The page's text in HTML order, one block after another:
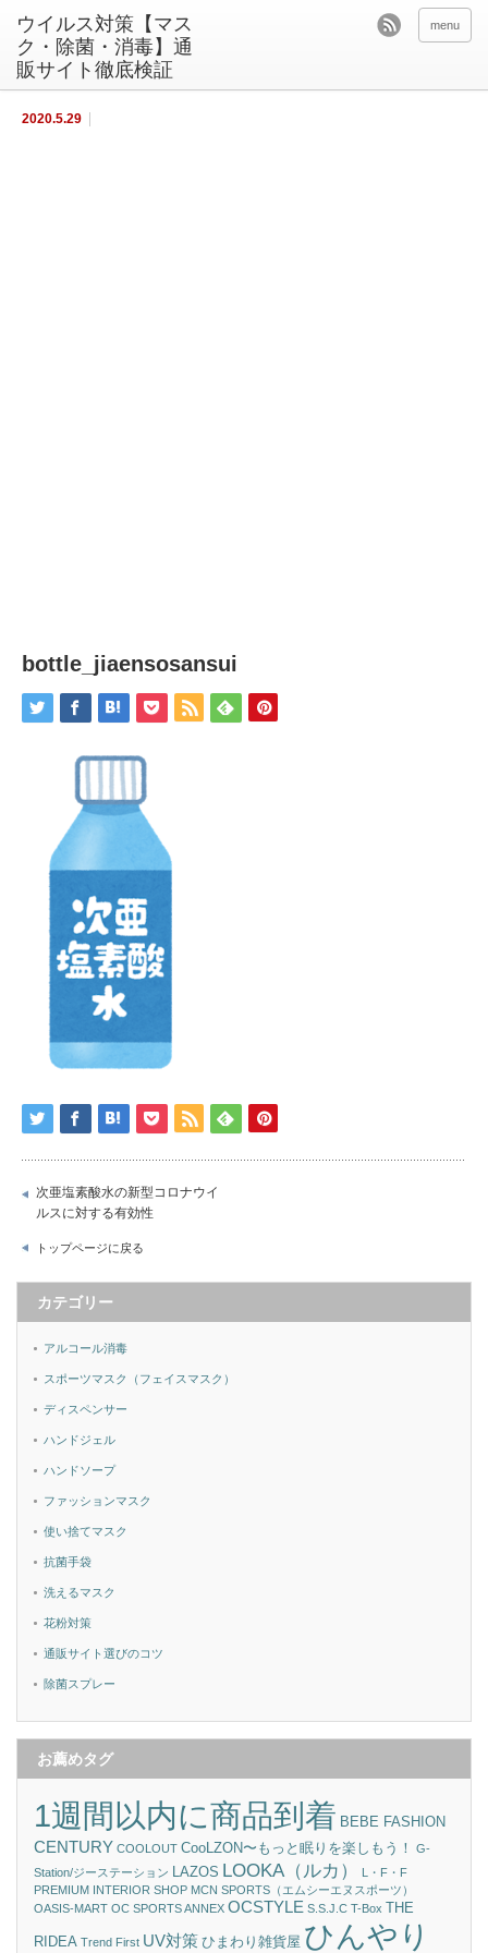
ウイルス対策【マス
ク・除菌・消毒】通
販サイト徹底検証
menu
2020.5.29
bottle_jiaensosansui
次亜塩素酸水の新型コロナウイ
ルスに対する有効性
トップページに戻る
カテゴリー
アルコール消毒
スポーツマスク（フェイスマスク）
ディスペンサー
ハンドジェル
ハンドソープ
ファッションマスク
使い捨てマスク
抗菌手袋
洗えるマスク
花粉対策
通販サイト選びのコツ
除菌スプレー
お薦めタグ
1週間以内に商品到着 BEBE FASHION
CENTURY COOLOUT CooLZON〜もっと眠りを楽しもう！
G-
Station/ジーステーション LAZOS LOOKA（ルカ）
L・F・F
PREMIUM INTERIOR SHOP MCN SPORTS（エムシーエヌスポーツ）
OASIS-MART OC SPORTS ANNEX OCSTYLE S.S.J.C T-Box THE
RIDEA Trend First UV対策 ひまわり雑貨屋 ひんやり